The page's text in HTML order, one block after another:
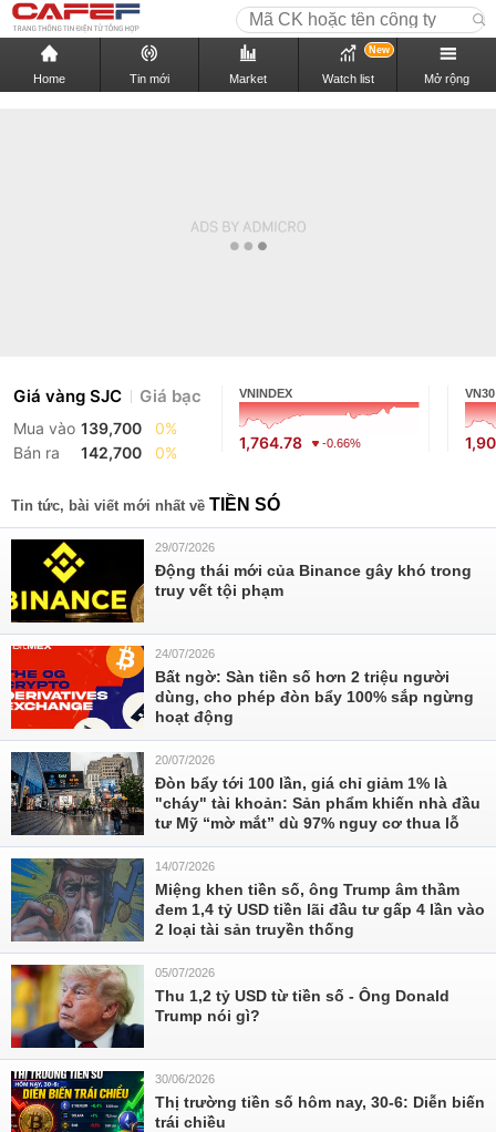
Home Tin mới Market Watch list
New
Mở rộng
Giá vàng SJC Giá bạc
Mua vào 139,700
0%
Bán ra
142,700 0%
VNINDEX
1,764.78 -0.66%
VN30
Tin tức, bài viết mới nhất về TIỀN SÓ
29/07/2026
Động thái mới của Binance gây khó trong
truy vết tội phạm
24/07/2026
Bất ngờ: Sàn tiền số hơn 2 triệu người
dùng, cho phép đòn bẩy 100% sắp ngừng
hoạt động
20/07/2026
Đòn bẩy tới 100 lần, giá chỉ giảm 1% là
"cháy" tài khoản: Sản phẩm khiến nhà đầu
tư Mỹ “mờ mắt” dù 97% nguy cơ thua lỗ
14/07/2026
Miệng khen tiền số, ông Trump âm thầm
đem 1,4 tỷ USD tiền lãi đầu tư gấp 4 lần vào
2 loại tài sản truyền thống
05/07/2026
Thu 1,2 tỷ USD từ tiền số - Ông Donald
Trump nói gì?
30/06/2026
Thị trường tiền số hôm nay, 30-6: Diễn biến
trái chiều